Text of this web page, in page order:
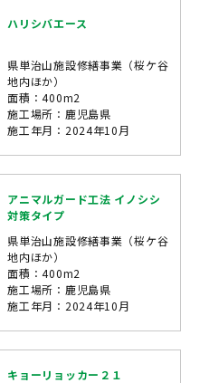
ハリシバエース
県単治山施設修繕事業（桜ケ谷
地内ほか）
面積：400m2
施工場所：鹿児島県
施工年月：2024年10月
アニマルガード工法 イノシシ
対策タイプ
県単治山施設修繕事業（桜ケ谷
地内ほか）
面積：400m2
施工場所：鹿児島県
施工年月：2024年10月
キョーリョッカー２１